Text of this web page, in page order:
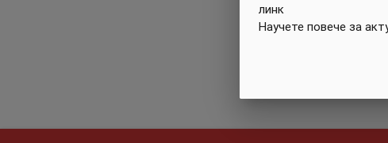
линк
Научете повече за